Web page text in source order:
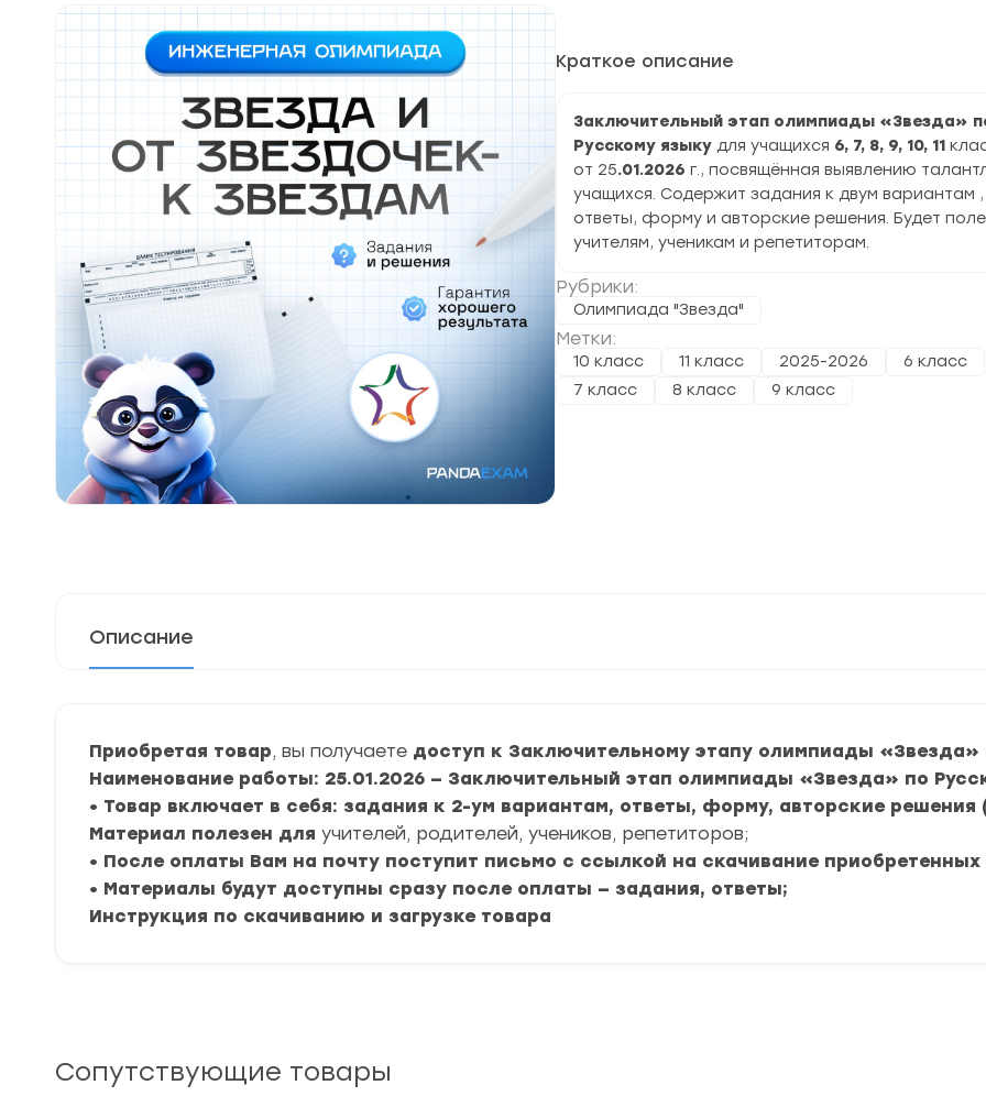
Краткое описание
Заключительный этап олимпиады «Звезда»
Русскому языку для учащихся 6, 7, 8, 9, 10, 11
от 25.01.2026 г., посвящённая выявлению
учащихся. Содержит задания к двум вариантам ,
ответы, форму и авторские решения. Будет
учителям, ученикам и репетиторам.
Рубрики:
Олимпиада "Звезда"
Метки:
10 класс 11 класс 2025-2026
6 класс
7 класс
8 класс 9 класс
Описание
Приобретая товар, вы получаете доступ к Заключительному этапу олимпиады «Звезда»
Наименование работы: 25.01.2026 — Заключительный этап олимпиады «Звезда» по
• Товар включает в себя: задания к 2-ум вариантам, ответы, форму, авторские решения
Материал полезен для учителей, родителей, учеников, репетиторов;
• После оплаты Вам на почту поступит письмо с ссылкой на скачивание приобретенных
• Материалы будут доступны сразу после оплаты — задания, ответы;
Инструкция по скачиванию и загрузке товара
Сопутствующие товары